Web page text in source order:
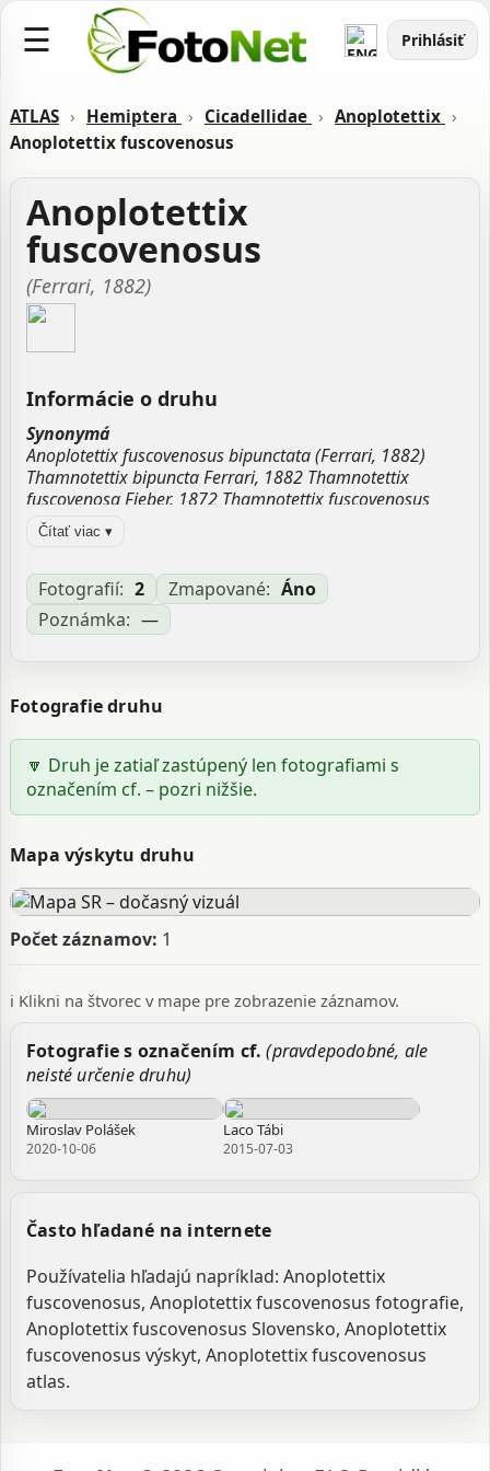
☰ Prihlásiť
ATLAS › Hemiptera › Cicadellidae › Anoplotettix ›
Anoplotettix fuscovenosus
Anoplotettix
fuscovenosus
(Ferrari, 1882)
Informácie o druhu
Synonymá
Anoplotettix fuscovenosus bipunctata (Ferrari, 1882)
Thamnotettix bipuncta Ferrari, 1882 Thamnotettix
fuscovenosa Fieber, 1872 Thamnotettix fuscovenosus
Ferrari, 1882 Thamnotettix fuscovenosus bipuncta
Ferrari, 1882
Zdroj:GBIF
Aktualizované: Laco Tábi, 28.03.2026 17:37
Čítať viac ▾
Fotografií: 2 Zmapované: Áno
Poznámka: —
Fotografie druhu
🔽 Druh je zatiaľ zastúpený len fotografiami s
označením cf. – pozri nižšie.
Mapa výskytu druhu
Počet záznamov: 1
ℹ️ Klikni na štvorec v mape pre zobrazenie záznamov.
Fotografie s označením cf.(pravdepodobné, ale
neisté určenie druhu)
Miroslav Polášek
2020-10-06
Laco Tábi
2015-07-03
Často hľadané na internete
Používatelia hľadajú napríklad: Anoplotettix
fuscovenosus, Anoplotettix fuscovenosus fotografie,
Anoplotettix fuscovenosus Slovensko, Anoplotettix
fuscovenosus výskyt, Anoplotettix fuscovenosus
atlas.